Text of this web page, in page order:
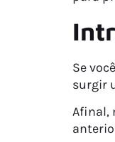
Se
surgir
Afinal,